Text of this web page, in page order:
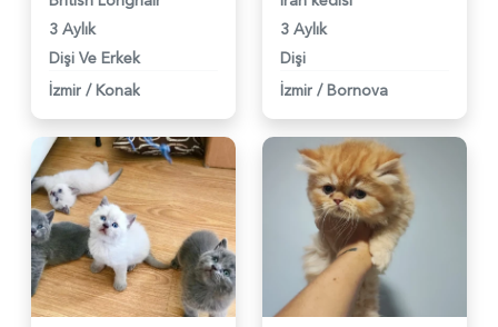
3 Aylık
Dişi Ve Erkek
İzmir / Konak
3 Aylık
Dişi
İzmir / Bornova